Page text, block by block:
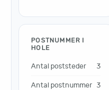
POSTNUMMER I
HOLE
Antal poststeder 3
Antal postnummer 3